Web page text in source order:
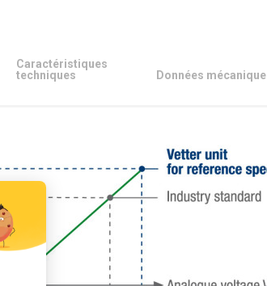
Caractéristiques
techniques
Données mécanique